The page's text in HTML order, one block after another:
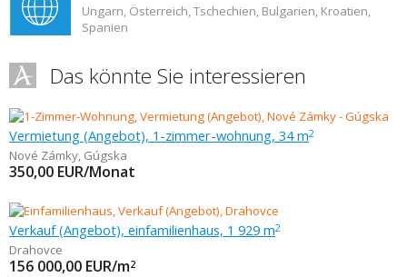
Ungarn, Österreich,Tschechien, Bulgarien, Kroatien,
Spanien
Das könnte Sie interessieren
Vermietung (Angebot), 1-zimmer-wohnung, 34 m2
Nové Zámky, Gúgska
350,00 EUR/Monat
Verkauf (Angebot), einfamilienhaus, 1 929 m2
Drahovce
156 000,00 EUR/m2